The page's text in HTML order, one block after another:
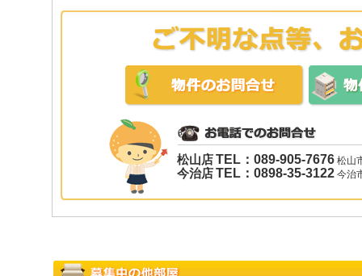
松山店 TEL：089-905-7676 松山
今治店 TEL：0898-35-3122 今治